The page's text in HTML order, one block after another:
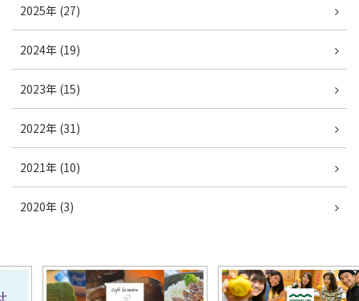
2025年 (27)
2024年 (19)
2023年 (15)
2022年 (31)
2021年 (10)
2020年 (3)